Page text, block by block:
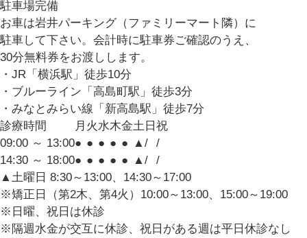
駐車場完備
お車は岩井パーキング（ファミリーマート隣）に
駐車して下さい。会計時に駐車券ご確認のうえ、
30分無料券をお渡しします。
・JR「横浜駅」徒歩10分
・ブルーライン「高島町駅」徒歩3分
・みなとみらい線「新高島駅」徒歩7分
診療時間
月 火水木金土 日 祝
09:00 ～ 13:00● ● ● ● ● ▲/
/
14:30 ～ 18:00● ● ● ● ● ▲/
/
▲土曜日 8:30～13:00、14:30～17:00
※矯正日（第2木、第4火）10:00～13:00、15:00～19:00
※日曜、祝日は休診
※隔週水金が交互に休診、祝日がある週は平日休診なし